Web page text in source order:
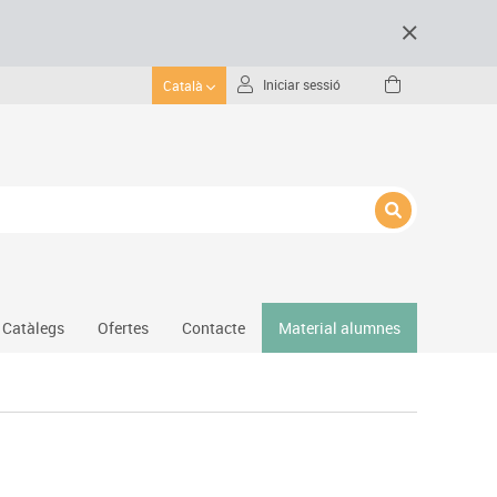
Català Iniciar sessió
Catàlegs Ofertes Contacte Material alumnes